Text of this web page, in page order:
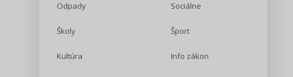
Odpady Sociálne
Školy Šport
Kultúra Info zákon